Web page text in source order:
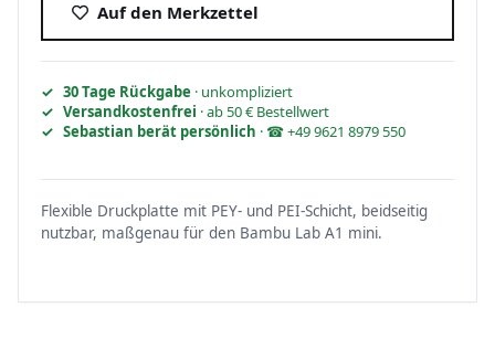
Auf den Merkzettel
30 Tage Rückgabe · unkompliziert
Versandkostenfrei · ab 50 € Bestellwert
Sebastian berät persönlich · ☎ +49 9621 8979 550
Flexible Druckplatte mit PEY- und PEI-Schicht, beidseitig
nutzbar, maßgenau für den Bambu Lab A1 mini.